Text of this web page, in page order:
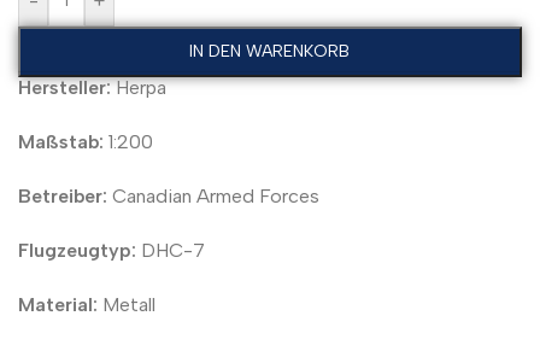
IN DEN WARENKORB
Hersteller:Herpa
Maßstab: 1:200
Betreiber: Canadian Armed Forces
Flugzeugtyp: DHC-7
Material: Metall